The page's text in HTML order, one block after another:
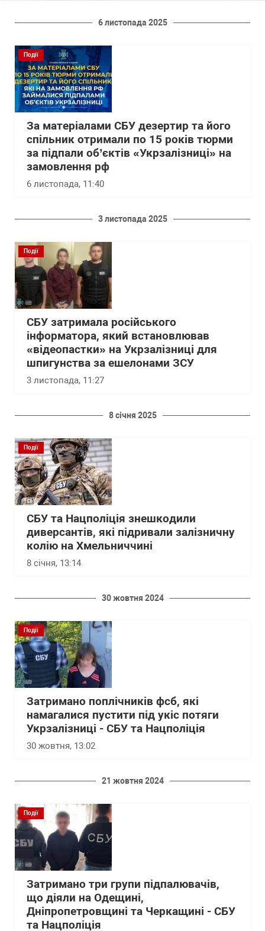
6 листопада 2025
Події
За матеріалами СБУ дезертир та його
спільник отримали по 15 років тюрми
за підпали об’єктів «Укрзалізниці» на
замовлення рф
6 листопада, 11:40
3 листопада 2025
Події
СБУ затримала російського
інформатора, який встановлював
«відеопастки» на Укрзалізниці для
шпигунства за ешелонами ЗСУ
3 листопада, 11:27
8 січня 2025
Події
СБУ та Нацполіція знешкодили
диверсантів, які підривали залізничну
колію на Хмельниччині
8 січня, 13:14
30 жовтня 2024
Події
Затримано поплічників фсб, які
намагалися пустити під укіс потяги
Укрзалізниці - СБУ та Нацполіція
30 жовтня, 13:02
21 жовтня 2024
Події
Затримано три групи підпалювачів,
що діяли на Одещині,
Дніпропетровщині та Черкащині - СБУ
та Нацполіція